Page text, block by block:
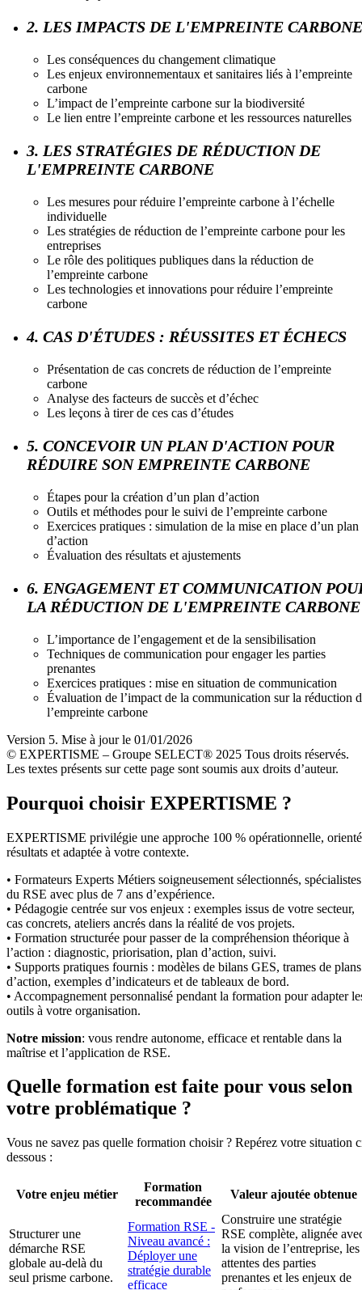
2. LES IMPACTS DE L'EMPREINTE CARBONE
Les conséquences du changement climatique
Les enjeux environnementaux et sanitaires liés à l’empreinte
carbone
L’impact de l’empreinte carbone sur la biodiversité
Le lien entre l’empreinte carbone et les ressources naturelles
3. LES STRATÉGIES DE RÉDUCTION DE
L'EMPREINTE CARBONE
Les mesures pour réduire l’empreinte carbone à l’échelle
individuelle
Les stratégies de réduction de l’empreinte carbone pour les
entreprises
Le rôle des politiques publiques dans la réduction de
l’empreinte carbone
Les technologies et innovations pour réduire l’empreinte
carbone
4. CAS D'ÉTUDES : RÉUSSITES ET ÉCHECS
Présentation de cas concrets de réduction de l’empreinte
carbone
Analyse des facteurs de succès et d’échec
Les leçons à tirer de ces cas d’études
5. CONCEVOIR UN PLAN D'ACTION POUR
RÉDUIRE SON EMPREINTE CARBONE
Étapes pour la création d’un plan d’action
Outils et méthodes pour le suivi de l’empreinte carbone
Exercices pratiques : simulation de la mise en place d’un plan
d’action
Évaluation des résultats et ajustements
6. ENGAGEMENT ET COMMUNICATION
LA RÉDUCTION DE L'EMPREINTE CARBONE
L’importance de l’engagement et de la sensibilisation
Techniques de communication pour engager les parties
prenantes
Exercices pratiques : mise en situation de communication
Évaluation de l’impact de la communication sur la réduction
l’empreinte carbone
Version 5. Mise à jour le 01/01/2026
© EXPERTISME – Groupe SELECT® 2025 Tous droits réservés.
Les textes présents sur cette page sont soumis aux droits d’auteur.
Pourquoi choisir EXPERTISME ?
EXPERTISME privilégie une approche 100 % opérationnelle,
résultats et adaptée à votre contexte.
• Formateurs Experts Métiers soigneusement sélectionnés, spécialistes
du RSE avec plus de 7 ans d’expérience.
• Pédagogie centrée sur vos enjeux : exemples issus de votre secteur,
cas concrets, ateliers ancrés dans la réalité de vos projets.
• Formation structurée pour passer de la compréhension théorique à
l’action : diagnostic, priorisation, plan d’action, suivi.
• Supports pratiques fournis : modèles de bilans GES, trames de plans
d’action, exemples d’indicateurs et de tableaux de bord.
• Accompagnement personnalisé pendant la formation pour adapter
outils à votre organisation.
Notre mission: vous rendre autonome, efficace et rentable dans la
maîtrise et l’application de RSE.
Quelle formation est faite pour vous selon
votre problématique ?
Vous ne savez pas quelle formation choisir ? Repérez votre situation
dessous :
Votre enjeu métier
Formation
recommandée
Valeur ajoutée obtenue
Structurer une
démarche RSE
globale au-delà du
seul prisme carbone.
Formation RSE -
Niveau avancé :
Déployer une
stratégie durable
efficace
Construire une stratégie
RSE complète, alignée
la vision de l’entreprise, les
attentes des parties
prenantes et les enjeux de